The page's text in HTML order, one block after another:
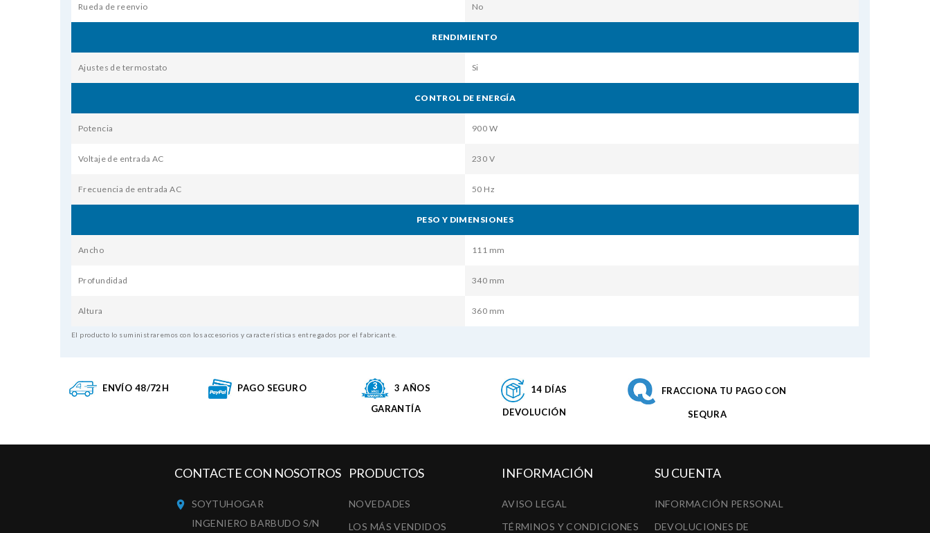
Rueda de reenvio No
RENDIMIENTO
Ajustes de termostato Si
CONTROL DE ENERGÍA
Potencia 900 W
Voltaje de entrada AC 230 V
Frecuencia de entrada AC 50 Hz
PESO Y DIMENSIONES
Ancho 111 mm
Profundidad 340 mm
Altura 360 mm
El producto lo suministraremos con los accesorios y características entregados por el fabricante.
ENVÍO 48/72H PAGO SEGURO
3 AÑOS
GARANTÍA
14 DÍAS
DEVOLUCIÓN
FRACCIONA TU PAGO CON
SEQURA
CONTACTE CON NOSOTROS
 SOYTUHOGAR
INGENIERO BARBUDO S/N
PRODUCTOS
NOVEDADES
LOS MÁS VENDIDOS
INFORMACIÓN
AVISO LEGAL
TÉRMINOS Y CONDICIONES
SU CUENTA
INFORMACIÓN PERSONAL
DEVOLUCIONES DE